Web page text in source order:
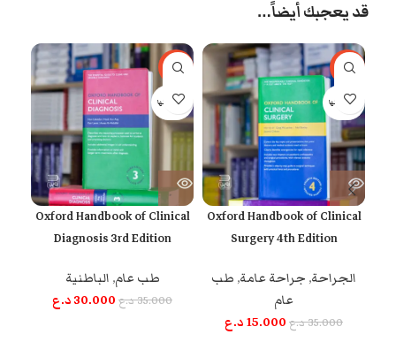
قد يعجبك أيضاً…
-57%
بيعت كلها
Oxford Handbook of Clinical
Surgery 4th Edition
الجراحة, جراحة عامة, طب
عام
35.000د.ع 15.000د.ع
-14%
بيعت كلها
Oxford Handbook of Clinical
Diagnosis 3rd Edition
طب عام, الباطنية
35.000د.ع 30.000د.ع